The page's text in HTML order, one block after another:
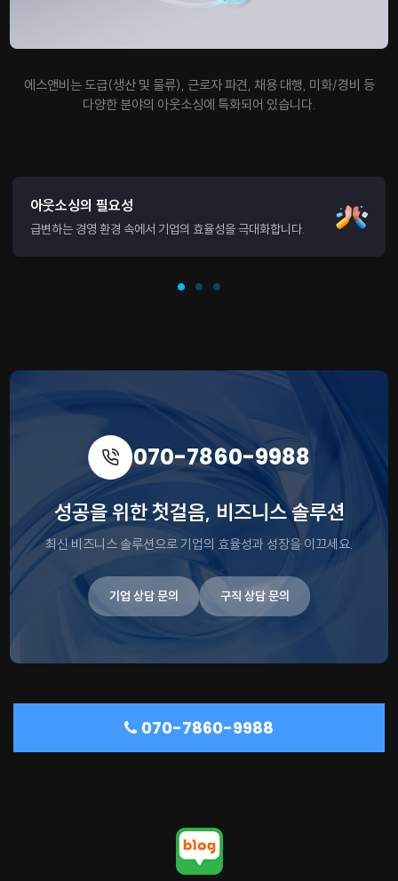
에스앤비는 도급(생산 및 물류), 근로자 파견, 채용 대행, 미화/경비 등
다양한 분야의 아웃소싱에 특화되어 있습니다.
아웃소싱의 필요성
급변하는 경영 환경 속에서 기업의 효율성을 극대화합니다.
070-7860-9988
성공을 위한 첫걸음, 비즈니스 솔루션
최신 비즈니스 솔루션으로 기업의 효율성과 성장을 이끄세요.
기업 상담 문의 구직 상담 문의
070-7860-9988